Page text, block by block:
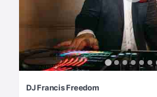
DJ Francis Freedom